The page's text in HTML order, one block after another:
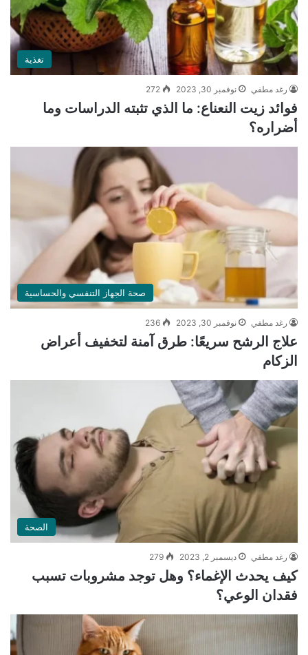
تغذية
رغد مطفي نوفمبر 30, 2023 272
فوائد زيت النعناع: ما الذي تثبته الدراسات وما
أضراره؟
صحة الجهاز التنفسي والحساسية
رغد مطفي نوفمبر 30, 2023 236
علاج الرشح سريعًا: طرق آمنة لتخفيف أعراض
الزكام
الصحة
رغد مطفي ديسمبر 2, 2023 279
كيف يحدث الإغماء؟ وهل توجد مشروبات تسبب
فقدان الوعي؟